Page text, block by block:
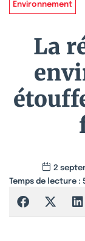
Environnement
La
2
Temps de lecture :